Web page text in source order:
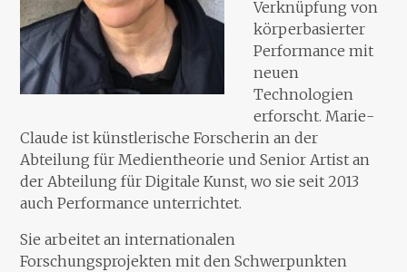
Verknüpfung von
körperbasierter
Performance mit
neuen
Technologien
erforscht. Marie-
Claude ist künstlerische Forscherin an der
Abteilung für Medientheorie und Senior Artist an
der Abteilung für Digitale Kunst, wo sie seit 2013
auch Performance unterrichtet.
Sie arbeitet an internationalen
Forschungsprojekten mit den Schwerpunkten